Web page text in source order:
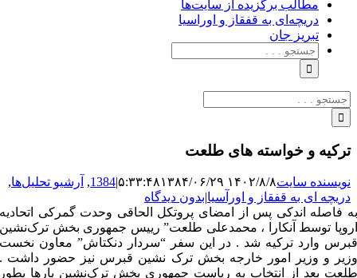
مطالب برگزیده از سایت‌ها
دریچه‌ای به قفقاز و اوراسیا
تبریزِ جان
جستجو
برای:
جستجو
برای:
ترکیه و خواسته های طلعت
نویسنده سایت۱۴۰۲/۸/۸ ۵:۳۳:۴۸ ۱۳۸۴/۰۶/۲۹ |
1384
, آرشیو تحلیل‌ها,
دریچه ای به قفقاز و اورآسیا|بدون دیدگاه
به فاصله اندکی پس از امضای پروتکل الحاقی وحدت گمرکی اتحادیه
اروپا توسط آنکارا ، محمدعلی طلعت” رییس جمهوری بخش ترک‌نشین
قبرس وارد ترکیه شد . در این سفر “سردار دنکتاش” معاون نخست
وزیر و وزیر امور خارجه بخش ترک نشین قبرس نیز حضور داشت .
طلعت بعد از انتخاب به ریاست جمهوری بخش ترک‌نشین بارها بطور